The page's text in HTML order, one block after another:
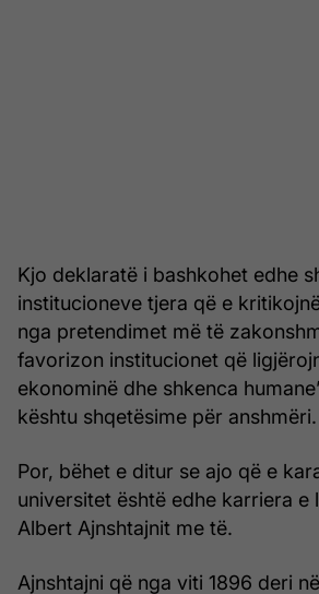
Kjo deklaratë i bashkohet edhe
institucioneve tjera që e
nga pretendimet më të
favorizon institucionet që
ekonominë dhe shkenca
kështu shqetësime për anshmëri.
Por, bëhet e ditur se ajo që e
universitet është edhe karriera e
Albert Ajnshtajnit me të.
Ajnshtajni që nga viti 1896 deri